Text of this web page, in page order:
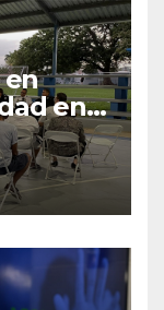
en
en